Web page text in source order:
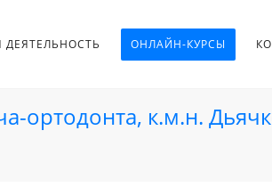
ДЕЯТЕЛЬНОСТЬ ОНЛАЙН-КУРСЫ
ортодонта, к.м.н.